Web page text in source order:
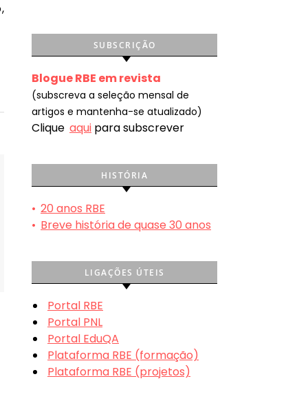
SUBSCRIÇÃO
Blogue RBE em revista
(subscreva a seleção mensal de
artigos e mantenha-se atualizado)
Clique aqui para subscrever
HISTÓRIA
• 20 anos RBE
• Breve história de quase 30 anos
LIGAÇÕES ÚTEIS
Portal RBE
Portal PNL
Portal EduQA
Plataforma RBE (formação)
Plataforma RBE (projetos)